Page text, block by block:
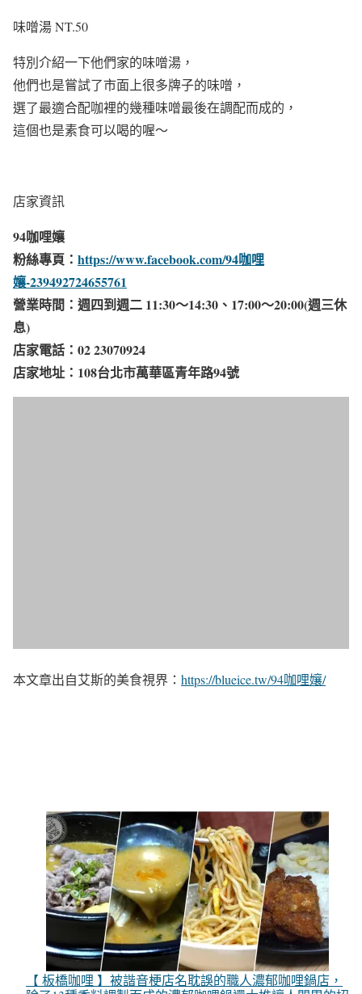
味噌湯 NT.50
特別介紹一下他們家的味噌湯，
他們也是嘗試了市面上很多牌子的味噌，
選了最適合配咖裡的幾種味噌最後在調配而成的，
這個也是素食可以喝的喔～
店家資訊
94咖哩孃
粉絲專頁： https://www.facebook.com/94咖哩
孃-239492724655761
營業時間：週四到週二 11:30～14:30、17:00～20:00(週三休
息)
店家電話：02 23070924
店家地址：108台北市萬華區青年路94號
本文章出自艾斯的美食視界： https://blueice.tw/94咖哩孃/
【 板橋咖哩 】被諧音梗店名耽誤的職人濃郁咖哩鍋店，